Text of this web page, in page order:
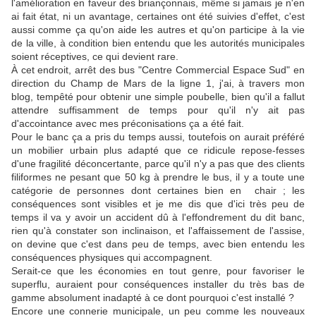
l'amélioration en faveur des briançonnais, même si jamais je n'en
ai fait état, ni un avantage, certaines ont été suivies d'effet, c'est
aussi comme ça qu'on aide les autres et qu'on participe à la vie
de la ville, à condition bien entendu que les autorités municipales
soient réceptives, ce qui devient rare.
À cet endroit, arrêt des bus "Centre Commercial Espace Sud" en
direction du Champ de Mars de la ligne 1, j'ai, à travers mon
blog, tempêté pour obtenir une simple poubelle, bien qu'il a fallut
attendre suffisamment de temps pour qu'il n'y ait pas
d'accointance avec mes préconisations ça a été fait.
Pour le banc ça a pris du temps aussi, toutefois on aurait préféré
un mobilier urbain plus adapté que ce ridicule repose-fesses
d'une fragilité déconcertante, parce qu'il n'y a pas que des clients
filiformes ne pesant que 50 kg à prendre le bus, il y a toute une
catégorie de personnes dont certaines bien en chair ; les
conséquences sont visibles et je me dis que d'ici très peu de
temps il va y avoir un accident dû à l'effondrement du dit banc,
rien qu'à constater son inclinaison, et l'affaissement de l'assise,
on devine que c'est dans peu de temps, avec bien entendu les
conséquences physiques qui accompagnent.
Serait-ce que les économies en tout genre, pour favoriser le
superflu, auraient pour conséquences installer du très bas de
gamme absolument inadapté à ce dont pourquoi c'est installé ?
Encore une connerie municipale, un peu comme les nouveaux